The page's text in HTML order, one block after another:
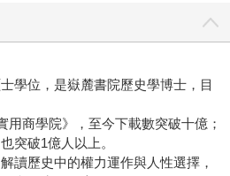
學位，是嶽麓書院歷史學博士，目
用商學院》，至今下載數突破十億；
突破1億人以上。
讀歷史中的權力運作與人性選擇，